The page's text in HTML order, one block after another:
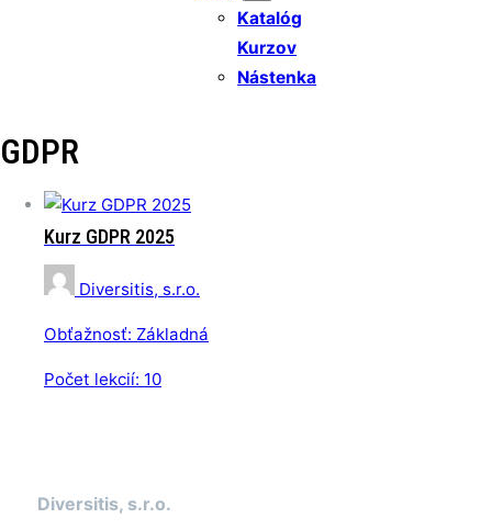
Katalóg
Kurzov
Nástenka
GDPR
Kurz GDPR 2025
Diversitis, s.r.o.
Obťažnosť: Základná
Počet lekcií: 10
Diversitis, s.r.o.